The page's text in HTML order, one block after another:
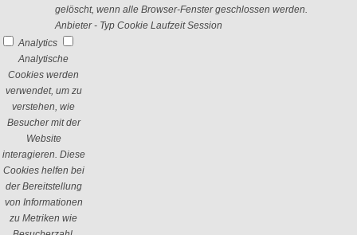
gelöscht, wenn alle Browser-Fenster geschlossen werden.
Anbieter - Typ Cookie Laufzeit Session
Analytics
Analytische
Cookies werden
verwendet, um zu
verstehen, wie
Besucher mit der
Website
interagieren. Diese
Cookies helfen bei
der Bereitstellung
von Informationen
zu Metriken wie